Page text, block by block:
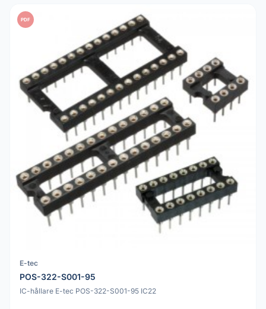
PDF
E-tec
POS-322-S001-95
IC-hållare E-tec POS-322-S001-95 IC22